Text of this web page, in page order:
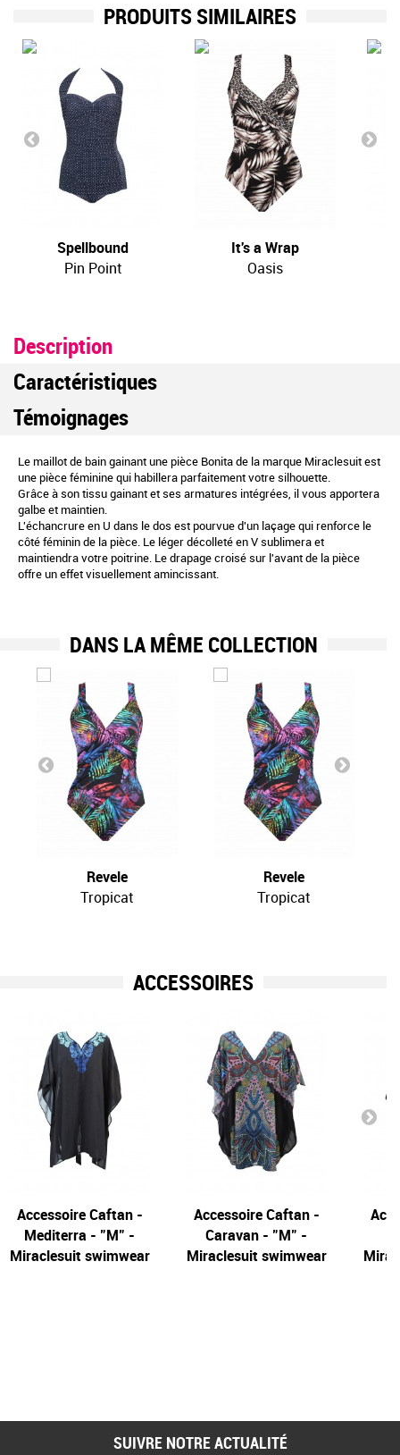
PRODUITS SIMILAIRES
Spellbound
Pin Point
It's a Wrap
Oasis
Description
Caractéristiques
Témoignages
Le maillot de bain gainant une pièce Bonita de la marque Miraclesuit est
une pièce féminine qui habillera parfaitement votre silhouette.
Grâce à son tissu gainant et ses armatures intégrées, il vous apportera
galbe et maintien.
L'échancrure en U dans le dos est pourvue d'un laçage qui renforce le
côté féminin de la pièce. Le léger décolleté en V sublimera et
maintiendra votre poitrine. Le drapage croisé sur l'avant de la pièce
offre un effet visuellement amincissant.
DANS LA MÊME COLLECTION
Revele
Tropicat
Revele
Tropicat
ACCESSOIRES
Accessoire Caftan -
Mediterra - "M" -
Miraclesuit swimwear
Accessoire Caftan -
Caravan - "M" -
Miraclesuit swimwear
SUIVRE NOTRE ACTUALITÉ